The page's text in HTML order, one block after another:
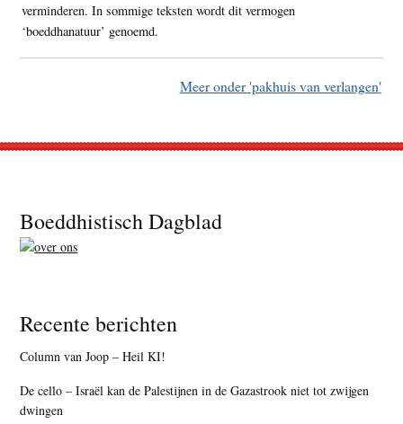
verminderen. In sommige teksten wordt dit vermogen
‘boeddhanatuur’ genoemd.
Meer onder 'pakhuis van verlangen'
Footer
Boeddhistisch Dagblad
Recente berichten
Column van Joop – Heil KI!
De cello – Israël kan de Palestijnen in de Gazastrook niet tot zwijgen
dwingen